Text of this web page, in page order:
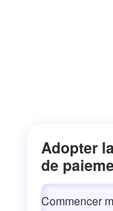
Adopter
de
Commencer